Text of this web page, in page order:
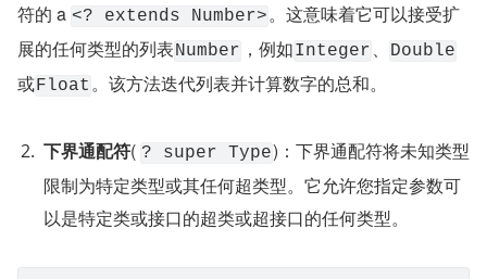
符的 a <? extends Number>。这意味着它可以接受扩
展的任何类型的列表Number ，例如Integer 、 Double
或Float 。该方法迭代列表并计算数字的总和。
下界通配符( ? super Type)：下界通配符将未知类型
限制为特定类型或其任何超类型。它允许您指定参数可
以是特定类或接口的超类或超接口的任何类型。